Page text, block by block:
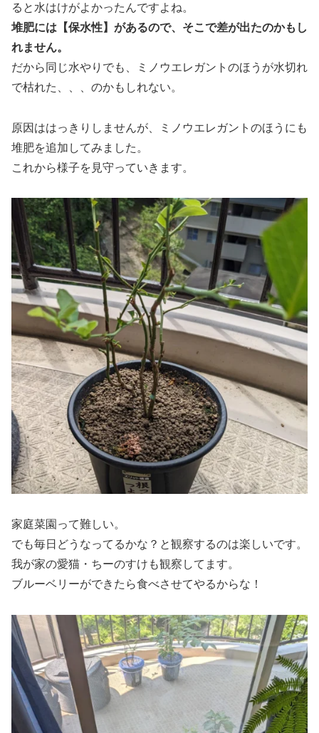
ると水はけがよかったんですよね。
堆肥には【保水性】があるので、そこで差が出たのかもし
れません。
だから同じ水やりでも、ミノウエレガントのほうが水切れ
で枯れた、、、のかもしれない。
原因ははっきりしませんが、ミノウエレガントのほうにも
堆肥を追加してみました。
これから様子を見守っていきます。
家庭菜園って難しい。
でも毎日どうなってるかな？と観察するのは楽しいです。
我が家の愛猫・ちーのすけも観察してます。
ブルーベリーができたら食べさせてやるからな！